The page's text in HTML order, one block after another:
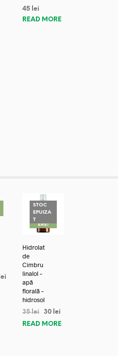
45 lei
READ MORE
lei
STOC
EPUIZA
TREDUC
ERE!
Hidrolat
de
Cimbru
linalol –
apă
florală –
hidrosol
35lei 30 lei
READ MORE